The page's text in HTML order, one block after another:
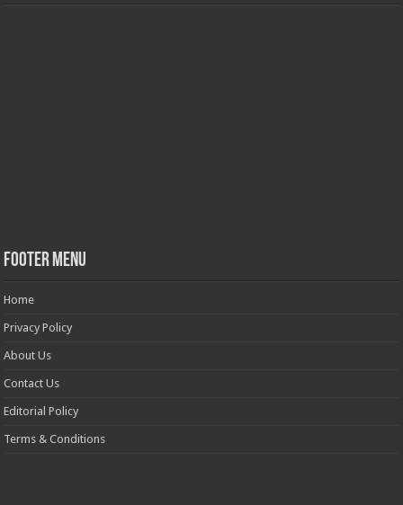
Footer Menu
Home
Privacy Policy
About Us
Contact Us
Editorial Policy
Terms & Conditions